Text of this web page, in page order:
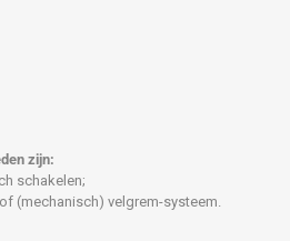
zijn:
schakelen;
(mechanisch) velgrem-systeem.